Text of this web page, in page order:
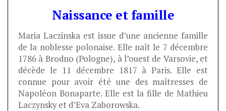
Naissance et famille
Maria Laczinska est issue d’une ancienne famille
de la noblesse polonaise. Elle naît le 7 décembre
1786 à Brodno (Pologne), à l’ouest de Varsovie, et
décède le 11 décembre 1817 à Paris. Elle est
connue pour avoir été une des maîtresses de
Napoléon Bonaparte. Elle est la fille de Mathieu
Laczynsky et d’Eva Zaborowska.